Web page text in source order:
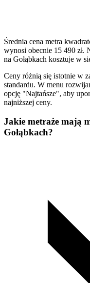
Średnia cena metra
wynosi obecnie 15 490 zł.
na Gołąbkach kosztuje w
Ceny różnią się istotnie w
standardu. W menu
opcję "Najtańsze", aby
najniższej ceny.
Jakie metraże mają
Gołąbkach?